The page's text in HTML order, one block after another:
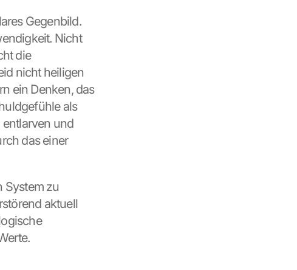
Gegenbild.
Nicht
die
nicht heiligen
ein Denken, das
als
und
das einer
System zu
aktuell